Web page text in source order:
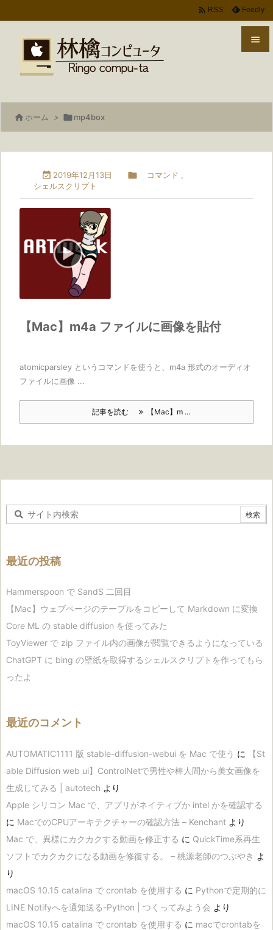

 RSS Feedly
 ホーム > mp4box
 2019年12月13日  コマンド ,
シェルスクリプト
【Mac】m4a ファイルに画像を貼付
atomicparsley というコマンドを使うと、m4a 形式のオーディオ
ファイルに画像 ...
記事を読む 【Mac】m ...
最近の投稿
Hammerspoon で SandS 二回目
【Mac】ウェブページのテーブルをコピーして Markdown に変換
Core ML の stable diffusion を使ってみた
ToyViewer で zip ファイル内の画像が閲覧できるようになっている
ChatGPT に bing の壁紙を取得するシェルスクリプトを作ってもら
ったよ
最近のコメント
AUTOMATIC1111 版 stable-diffusion-webui を Mac で使う に
【St
able Diffusion web ui】ControlNetで男性や棒人間から美女画像を
生成してみる | autotech より
Apple シリコン Mac で、アプリがネイティブか intel かを確認する
に MacでのCPUアーキテクチャーの確認方法 – Kenchant より
Mac で、異様にカクカクする動画を修正する に QuickTime系再生
ソフトでカクカクになる動画を修復する。 – 桃源老師のつぶやき よ
り
macOS 10.15 catalina で crontab を使用する に Pythonで定期的に
LINE Notifyへを通知送る-Python | つくってみよう会 より
macOS 10.15 catalina で crontab を使用する に macでcrontabを